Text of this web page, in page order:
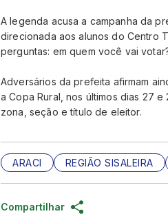
A legenda acusa a campanha da
direcionada aos alunos do Centro
perguntas: em quem você vai
Adversários da prefeita afirmam
a Copa Rural, nos últimos dias 27
zona, seção e título de eleitor.
ARACI REGIÃO SISALEIRA
Compartilhar